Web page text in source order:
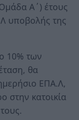
Α΄) έτους
υποβολής της
10% των
θα
ΕΠΑ.Λ,
στην κατοικία